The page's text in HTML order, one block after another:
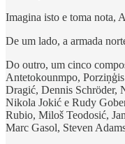
Imagina isto e toma nota,
De um lado, a armada
Do outro, um cinco
Antetokounmpo,
Dragić, Dennis Schröder,
Nikola Jokić e Rudy
Rubio, Miloš Teodosić,
Marc Gasol, Steven